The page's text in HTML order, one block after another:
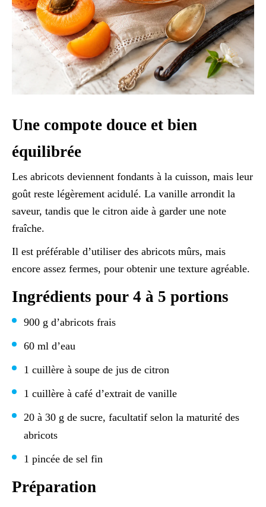
Une compote douce et bien
équilibrée
Les abricots deviennent fondants à la cuisson, mais leur
goût reste légèrement acidulé. La vanille arrondit la
saveur, tandis que le citron aide à garder une note
fraîche.
Il est préférable d’utiliser des abricots mûrs, mais
encore assez fermes, pour obtenir une texture agréable.
Ingrédients pour 4 à 5 portions
900 g d’abricots frais
60 ml d’eau
1 cuillère à soupe de jus de citron
1 cuillère à café d’extrait de vanille
20 à 30 g de sucre, facultatif selon la maturité des
abricots
1 pincée de sel fin
Préparation